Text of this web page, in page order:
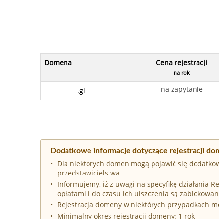
Domena Cena rejestracji
na rok
.gl na zapytanie
Dodatkowe informacje dotyczące rejestracji
Dla niektórych domen mogą pojawić się
przedstawicielstwa.
Informujemy, iż z uwagi na specyfikę działania
opłatami i do czasu ich uiszczenia są
Rejestracja domeny w niektórych przypadkach
Minimalny okres rejestracji domeny: 1 rok